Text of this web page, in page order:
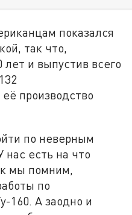
показался
так что,
и выпустив всего
производство
по неверным
нас есть на что
мы помним,
по
160. А заодно и